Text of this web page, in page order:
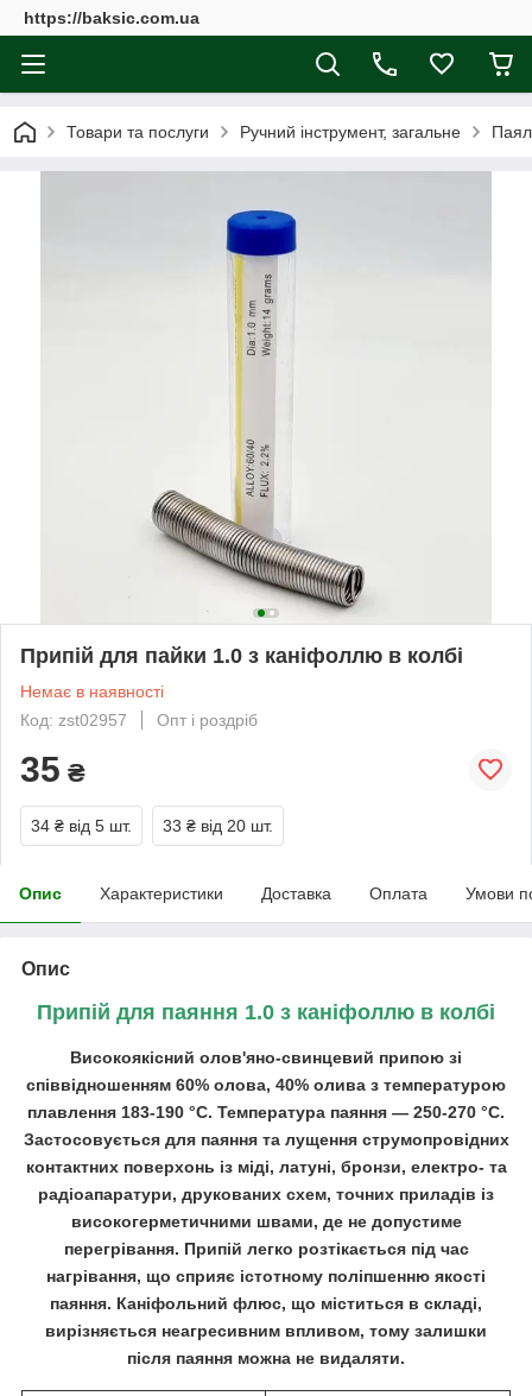
https://baksic.com.ua
Товари та послуги Ручний інструмент, загальне
Припій для пайки 1.0 з каніфоллю в колбі
Немає в наявності
Код: zst02957
Опт і роздріб
35 ₴
34 ₴ від 5 шт. 33 ₴ від 20 шт.
Опис Характеристики Доставка Оплата Умови
Опис
Припій для паяння 1.0 з каніфоллю в колбі
Високоякісний олов'яно-свинцевий припою зі
співвідношенням 60% олова, 40% олива з температурою
плавлення 183-190 °C. Температура паяння — 250-270 °C.
Застосовується для паяння та лущення струмопровідних
контактних поверхонь із міді, латуні, бронзи, електро- та
радіоапаратури, друкованих схем, точних приладів із
високогерметичними швами, де не допустиме
перегрівання. Припій легко розтікається під час
нагрівання, що сприяє істотному поліпшенню якості
паяння. Каніфольний флюс, що міститься в складі,
вирізняється неагресивним впливом, тому залишки
після паяння можна не видаляти.